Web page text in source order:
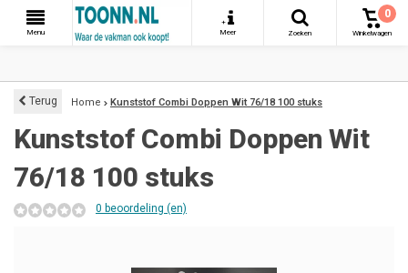
Menu
+
Meer
Zoeken
0
Winkelwagen
Terug Home Kunststof Combi Doppen Wit 76/18 100 stuks
Kunststof Combi Doppen Wit
76/18 100 stuks
0 beoordeling (en)